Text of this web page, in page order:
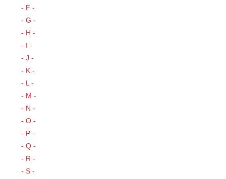
- F -
- G -
- H -
- I -
- J -
- K -
- L -
- M -
- N -
- O -
- P -
- Q -
- R -
- S -